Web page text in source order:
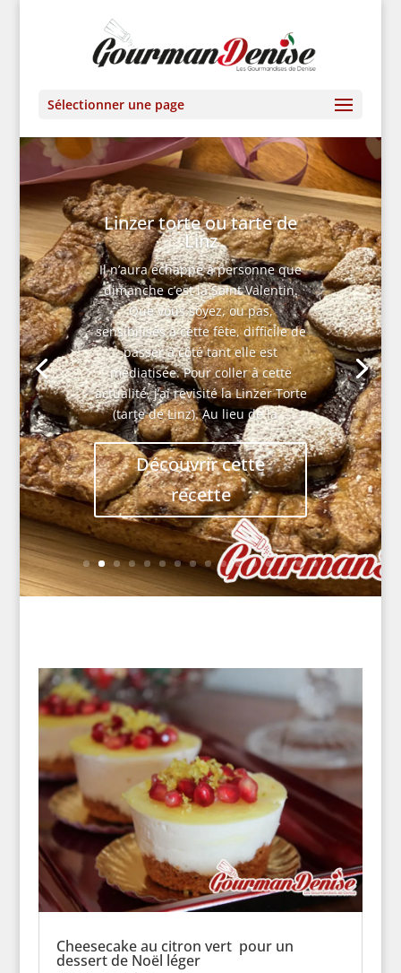
Sélectionner une page
Linzer torte ou tarte de
Linz
Il n’aura échappé à personne que
dimanche c’est la Saint Valentin.
Que vous soyez, ou pas,
sensibilisés à cette fête, difficile de
passer à côté tant elle est
médiatisée. Pour coller à cette
actualité, j’ai revisité la Linzer Torte
(tarte de Linz). Au lieu de la...
Découvrir cette
recette
Cheesecake au citron vert pour un
dessert de Noël léger